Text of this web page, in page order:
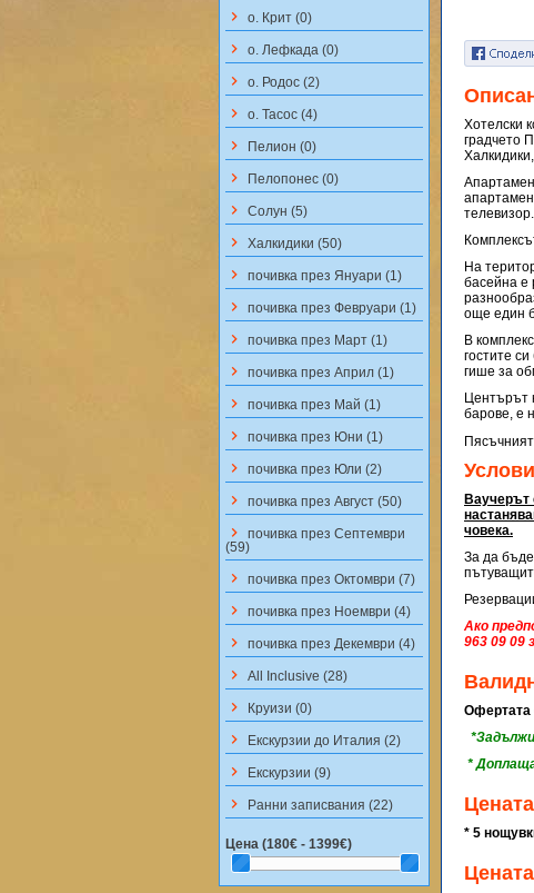
Хотелски
градчето
телевизор.
На
басейна е
още един
В
гостите
гише за
Центърът
барове, е
Ваучерът
човека.
За да
Ако
963 09 09
Oфертата
*
* 5
keyboard_arrow_right о. Крит (0)
keyboard_arrow_right о. Лефкада (0)
keyboard_arrow_right о. Родос (2)
keyboard_arrow_right о. Тасос (4)
keyboard_arrow_right Пелион (0)
keyboard_arrow_right Пелопонес (0)
keyboard_arrow_right Солун (5)
keyboard_arrow_right Халкидики (50)
keyboard_arrow_right почивка през Януари (1)
keyboard_arrow_right почивка през Февруари (1)
keyboard_arrow_right почивка през Март (1)
keyboard_arrow_right почивка през Април (1)
keyboard_arrow_right почивка през Май (1)
keyboard_arrow_right почивка през Юни (1)
keyboard_arrow_right почивка през Юли (2)
keyboard_arrow_right почивка през Август (50)
keyboard_arrow_right почивка през Септември
(59)
keyboard_arrow_right почивка през Октомври (7)
keyboard_arrow_right почивка през Ноември (4)
keyboard_arrow_right почивка през Декември (4)
keyboard_arrow_right All Inclusive (28)
keyboard_arrow_right Круизи (0)
keyboard_arrow_right Екскурзии до Италия (2)
keyboard_arrow_right Екскурзии (9)
keyboard_arrow_right Ранни записвания (22)
Цена (180€ - 1399€)